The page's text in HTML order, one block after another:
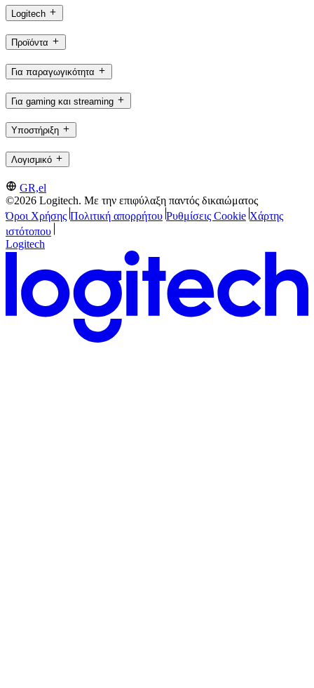
Logitech
Προϊόντα
Για παραγωγικότητα
Για gaming και streaming
Υποστήριξη
Λογισμικό
GR,el
©2026 Logitech. Με την επιφύλαξη παντός δικαιώματος
Όροι Χρήσης Πολιτική απορρήτου Ρυθμίσεις Cookie Χάρτης
ιστότοπου
Logitech